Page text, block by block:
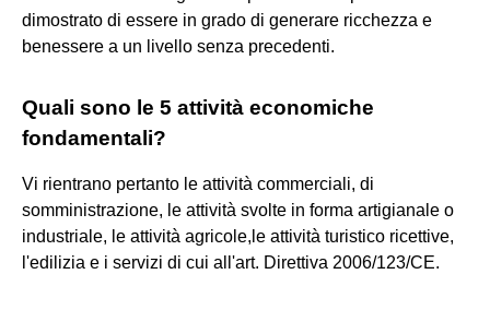
dimostrato di essere in grado di generare ricchezza e
benessere a un livello senza precedenti.
Quali sono le 5 attività economiche
fondamentali?
Vi rientrano pertanto le attività commerciali, di
somministrazione, le attività svolte in forma artigianale o
industriale, le attività agricole,le attività turistico ricettive,
l'edilizia e i servizi di cui all'art. Direttiva 2006/123/CE.